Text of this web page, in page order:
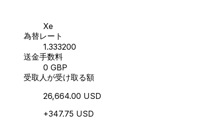
Xe
為替レート
1.333200
送金手数料
0 GBP
受取人が受け取る額
26,664.00 USD
+347.75 USD